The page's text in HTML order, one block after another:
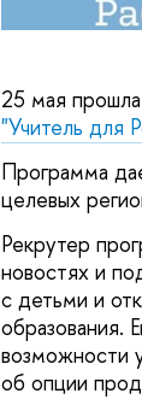
25 мая
"Учитель для
Программа
целевых
Рекрутер
новостях и
с детьми и
образования.
возможности
об опции